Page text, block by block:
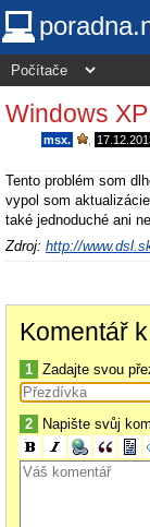
Windows
msx.
Tento problém som
vypol som
také jednoduché ani
Zdroj: http://
Komentář
1 Zadajte svou
2 Napište svůj